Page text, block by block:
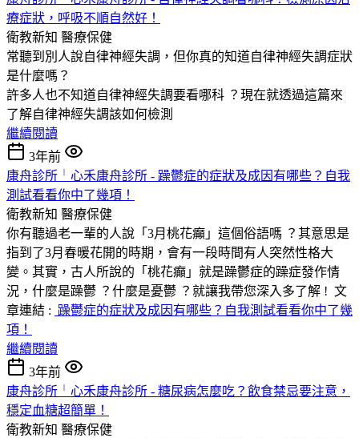
療症狀，呼吸不順自然好！
衛教新知 醫療保健
常聽到別人說自律神經失調，但你真的知道自律神經失調症狀
是什麼嗎？
許多人也不知道自律神經失調要看哪科 ？現在就透過這篇來
了解自律神經失調該如何檢測
繼續閱讀
3年前
康舟診所╵心禾康舟診所 - 躁鬱症的症狀及成因有哪些？自我
測試看看你中了幾項！
衛教新知 醫療保健
你有聽過老一輩的人說「3月桃花癲」這個俗語嗎 ？其意思是
指到了3月春暖花開的時期，會有一段時間有人突然性格大
變。其實，古人所說的「桃花癲」就是躁鬱症的躁症發作情
況，什麼是躁鬱 ？什麼是憂鬱 ？就讓我帶您深入多了解 ! 文
章連結 : 躁鬱症的症狀及成因有哪些？自我測試看看你中了幾
項！
繼續閱讀
3年前
康舟診所╵心禾康舟診所 - 糖尿病怎麼吃？飲食禁忌要注意，
穩定血糖超簡單！
衛教新知 醫療保健